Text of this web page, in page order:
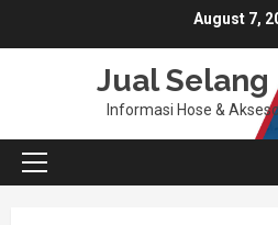
to
August 7,
Jual
Informasi Hose &
Primary